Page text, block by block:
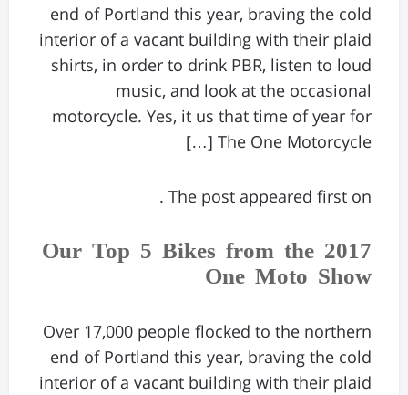
end of Portland this year, braving the cold
interior of a vacant building with their plaid
shirts, in order to drink PBR, listen to loud
music, and look at the occasional
motorcycle. Yes, it us that time of year for
The One Motorcycle […]
The post appeared first on .
Our Top 5 Bikes from the 2017
One Moto Show
Over 17,000 people flocked to the northern
end of Portland this year, braving the cold
interior of a vacant building with their plaid